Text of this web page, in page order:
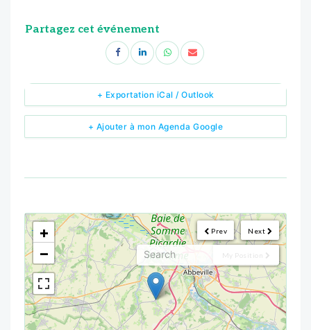
Partagez cet événement
+ Ajouter à mon Agenda Google
+ Exportation iCal / Outlook
Next
Prev
My Position
<!---->
+
−